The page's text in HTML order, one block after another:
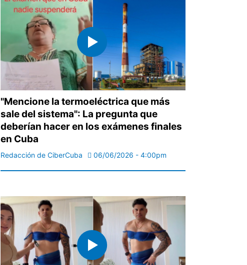
"Mencione la termoeléctrica que más
sale del sistema": La pregunta que
deberían hacer en los exámenes finales
en Cuba
Redacción de CiberCuba 06/06/2026 - 4:00pm